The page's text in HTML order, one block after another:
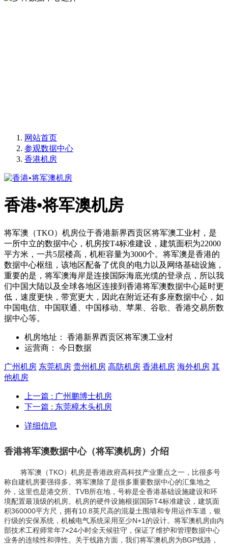
网站首页
参观数据中心
香港机房
香港•将军澳机房
将军澳（TKO）机房位于香港新界西贡区将军澳工业村，是
一所中立的数据中心，机房按T4标准建设，建筑面积为22000
平方米，一共5层楼高，机柜容量为3000个。将军澳是香港的
数据中心枢纽，该地区配备了优良的电力以及网络基础设施，
重要的是，将军澳海岸是连接国际海底光缆的登录点，所以我
们中国大陆以及全球各地区连接到香港将军澳数据中心延时更
低，速度更快，带宽更大，因此在附近还有多座数据中心，如
中国电信、中国联通、中国移动、苹果、谷歌、香港交易所数
据中心等。
机房地址：
香港新界西贡区将军澳工业村
运营商：
今日数据
广州机房 东莞机房 贵州机房 高防机房 香港机房 海外机房 其
他机房
上一篇 : 广州鹏博士机房
下一篇 : 东莞樟木头机房
详细信息
香港将军澳数据中心（将军澳机房）介绍
将军澳（TKO）机房是香港政府高科技产业重点之一，比很多号
称自建机房要强得多。将军澳除了是很多重要数据中心的汇集地之
外，这里也是港交所、TVB所在地，号称是全香港基础设施建设和环
境配置最顶级的机房。机房的硬件设施根据国际T4标准建设，建筑面
积360000平方尺，拥有10.8英尺高的混凝土围墙和专用运作车道，银
行级的安保系统，机械电气系统采用至少N+1的设计。将军澳机房由内
部技术工程师常年7×24小时全天候驻守，保证了维护和管理数据中心
业务的连续性和弹性。关于线路方面，我们将军澳机房为BGP线路，